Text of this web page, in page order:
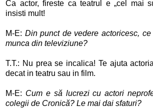
Ca actor, fireste ca teatrul e „cel mai
insisti mult!
M-E: Din punct de vedere actoricesc,
munca din televiziune?
T.T.: Nu prea se incalica! Te ajuta
decat in teatru sau in film.
M-E: Cum e să lucrezi cu actori
colegii de Cronică? Le mai dai sfaturi?